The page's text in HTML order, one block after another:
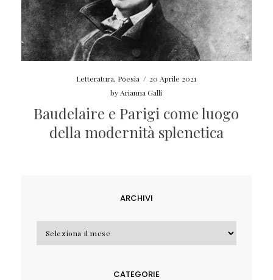
Letteratura, Poesia / 20 Aprile 2021
by Arianna Galli
Baudelaire e Parigi come luogo
della modernità splenetica
ARCHIVI
Archivi
CATEGORIE